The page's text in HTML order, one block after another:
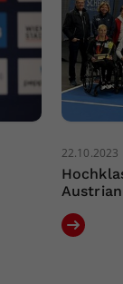
22.10.2023